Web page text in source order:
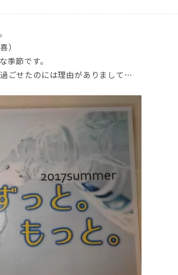
）
節です。
ごせたのには理由がありまして…